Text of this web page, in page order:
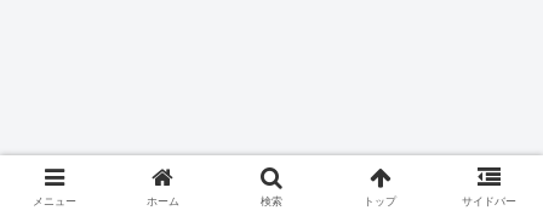
メニュー ホーム 検索 トップ サイドバー